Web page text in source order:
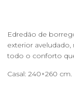
Edredão de
exterior
todo o conforto
Casal: 240×260